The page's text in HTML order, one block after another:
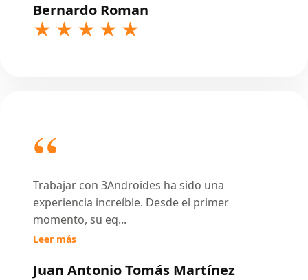
Bernardo Roman
Juan Antonio Tomás Martínez
Trabajar con 3Androides ha sido una
experiencia increíble. Desde el primer
momento, su eq...
Leer más